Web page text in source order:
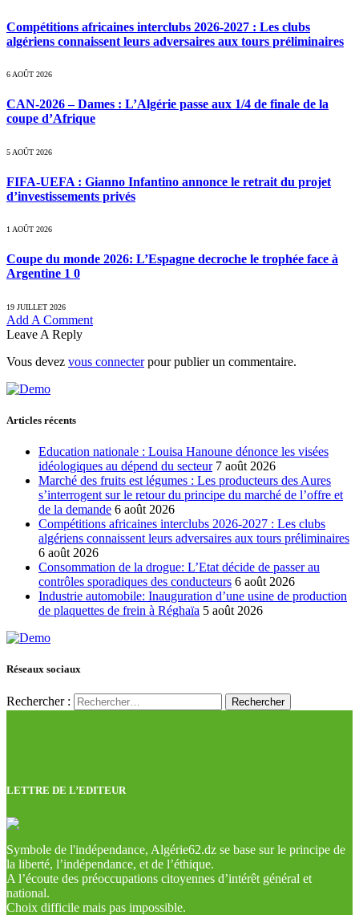
Compétitions africaines interclubs 2026-2027 : Les clubs
algériens connaissent leurs adversaires aux tours préliminaires
6 AOÛT 2026
CAN-2026 – Dames : L’Algérie passe aux 1/4 de finale de la
coupe d’Afrique
5 AOÛT 2026
FIFA-UEFA : Gianno Infantino annonce le retrait du projet
d’investissements privés
1 AOÛT 2026
Coupe du monde 2026: L’Espagne decroche le trophée face à
Argentine 1 0
19 JUILLET 2026
Add A Comment
Leave A Reply
Vous devez vous connecterpour publier un commentaire.
Articles récents
Education nationale : Louisa Hanoune dénonce les visées
idéologiques au dépend du secteur 7 août 2026
Marché des fruits est légumes : Les producteurs des Aures
s’interrogent sur le retour du principe du marché de l’offre et
de la demande 6 août 2026
Compétitions africaines interclubs 2026-2027 : Les clubs
algériens connaissent leurs adversaires aux tours préliminaires
6 août 2026
Consommation de la drogue: L’Etat décide de passer au
contrôles sporadiques des conducteurs 6 août 2026
Industrie automobile: Inauguration d’une usine de production
de plaquettes de frein à Réghaïa 5 août 2026
Réseaux sociaux
Rechercher :
LETTRE DE L’EDITEUR
Symbole de l'indépendance, Algérie62.dz se base sur le principe de
la liberté, l’indépendance, et de l’éthique.
A l’écoute des préoccupations citoyennes d’intérêt général et
national.
Choix difficile mais pas impossible.